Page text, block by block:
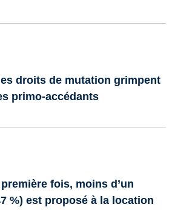
droits de mutation grimpent
primo-accédants
fois, moins d’un
%) est proposé à la location